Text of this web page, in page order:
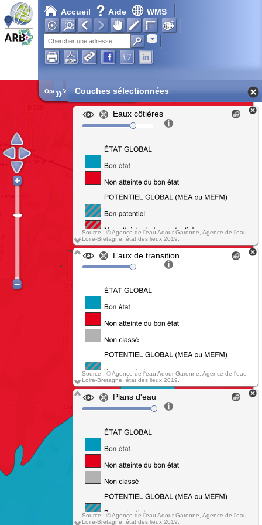
Accueil Aide WMS
Adresse
Open Street Map
» Couches sélectionnées
Eaux côtières
Source : © Agence de l'eau Adour-Garonne, Agence de l'eau
Loire-Bretagne, état des lieux 2019.
Eaux de transition
Source : © Agence de l'eau Adour-Garonne, Agence de l'eau
Loire-Bretagne, état des lieux 2019.
Plans d'eau
Source : © Agence de l'eau Adour-Garonne, Agence de l'eau
Loire-Bretagne, état des lieux 2019.